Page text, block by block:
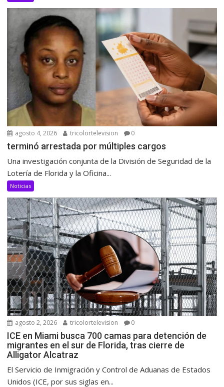
agosto 4, 2026 tricolortelevision 0
terminó arrestada por múltiples cargos
Una investigación conjunta de la División de Seguridad de la
Lotería de Florida y la Oficina...
Noticias
agosto 2, 2026 tricolortelevision 0
ICE en Miami busca 700 camas para detención de
migrantes en el sur de Florida, tras cierre de
Alligator Alcatraz
El Servicio de Inmigración y Control de Aduanas de Estados
Unidos (ICE, por sus siglas en...